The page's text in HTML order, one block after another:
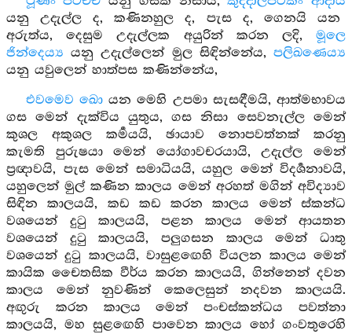
යනු උදැල්ල ද, කණිනහුල ද, පැස ද, ගෙනයි යන
අරුත්ය, දෙසුම උදැල්ලක අයුරින් කරන ලදි, මූලෙ
ජින්දෙය්‍ය යනු උදැල්ලෙන් මුල සිඳින්නේය, පලිඛණෙය්‍ය
යනු යවුලෙන් හාත්පස කණින්නේය,
එවමෙව ඛොයන මෙහි උපමා සැසඳීමයි, ආත්මභාවය
ගස මෙන් දැක්විය යුතුය, ගස නිසා සෙවනැල්ල මෙන්
කුශල අකුශල කර්‍මයයි, ඡායාව නොපවත්නක් කරනු
කැමති පුරුෂයා මෙන් යෝගාවචරයායි, උදැල්ල මෙන්
ප්‍රඥාවයි, පැස මෙන් සමාධියයි, යහුල මෙන් විදර්‍ශනාවයි,
යහුලෙන් මුල් කණින කාලය මෙන් අරහත් මගින් අවිද්‍යාව
සිඳින කාලයයි, කඩ කඩ කරන කාලය මෙන් ස්කන්ධ
වශයෙන් දුටු කාලයයි, පළන කාලය මෙන් ආයතන
වශයෙන් දුටු කාලයයි, පලුගසන කාලය මෙන් ධාතු
වශයෙන් දුටු කාලයයි, වාසුළඟෙහි වියලන කාලය මෙන්
කායික චෛතසික වීර්ය කරන කාලයයි, ගින්නෙන් දවන
කාලය මෙන් නුවණින් කෙලෙසුන් නදවන කාලයයි.
අඟුරු කරන කාලය මෙන් පංචස්කන්ධය පවත්නා
කාලයයි, මහ සුළඟෙහි පාවෙන කාලය හෝ ගංවතුරෙහි